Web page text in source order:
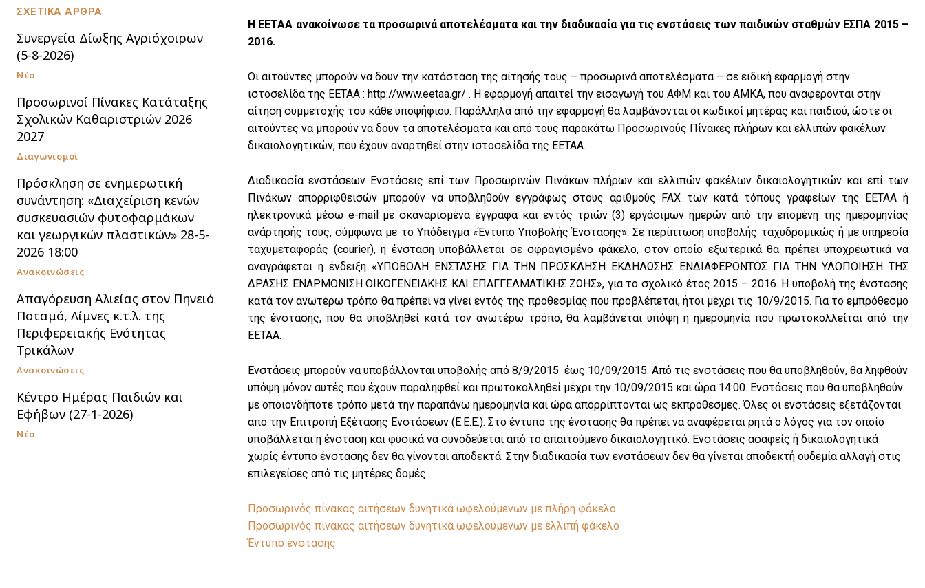
ΣΧΕΤΙΚΑ ΑΡΘΡΑ
Συνεργεία Δίωξης Αγριόχοιρων
(5-8-2026)
Νέα
Προσωρινοί Πίνακες Κατάταξης
Σχολικών Καθαριστριών 2026
2027
Διαγωνισμοί
Πρόσκληση σε ενημερωτική
συνάντηση: «Διαχείριση κενών
συσκευασιών φυτοφαρμάκων
και γεωργικών πλαστικών» 28-5-
2026 18:00
Ανακοινώσεις
Απαγόρευση Αλιείας στον Πηνειό
Ποταμό, Λίμνες κ.τ.λ. της
Περιφερειακής Ενότητας
Τρικάλων
Ανακοινώσεις
Κέντρο Ημέρας Παιδιών και
Εφήβων (27-1-2026)
Νέα
Η ΕΕΤΑΑ ανακοίνωσε τα προσωρινά αποτελέσματα και την διαδικασία για τις ενστάσεις των παιδικών σταθμών ΕΣΠΑ 2015 –
2016.
Οι αιτούντες μπορούν να δουν την κατάσταση της αίτησής τους – προσωρινά αποτελέσματα – σε ειδική εφαρμογή στην
ιστοσελίδα της ΕΕΤΑΑ : http://www.eetaa.gr/ . Η εφαρμογή απαιτεί την εισαγωγή του ΑΦΜ και του ΑΜΚΑ, που αναφέρονται στην
αίτηση συμμετοχής του κάθε υποψήφιου. Παράλληλα από την εφαρμογή θα λαμβάνονται οι κωδικοί μητέρας και παιδιού, ώστε οι
αιτούντες να μπορούν να δουν τα αποτελέσματα και από τους παρακάτω Προσωρινούς Πίνακες πλήρων και ελλιπών φακέλων
δικαιολογητικών, που έχουν αναρτηθεί στην ιστοσελίδα της ΕΕΤΑΑ.
Διαδικασία ενστάσεων Ενστάσεις επί των Προσωρινών Πινάκων πλήρων και ελλιπών φακέλων δικαιολογητικών και επί των
Πινάκων απορριφθεισών μπορούν να υποβληθούν εγγράφως στους αριθμούς FAX των κατά τόπους γραφείων της ΕΕΤΑΑ ή
ηλεκτρονικά μέσω e-mail με σκαναρισμένα έγγραφα και εντός τριών (3) εργάσιμων ημερών από την επομένη της ημερομηνίας
ανάρτησής τους, σύμφωνα με το Υπόδειγμα «Έντυπο Υποβολής Ένστασης». Σε περίπτωση υποβολής ταχυδρομικώς ή με υπηρεσία
ταχυμεταφοράς (courier), η ένσταση υποβάλλεται σε σφραγισμένο φάκελο, στον οποίο εξωτερικά θα πρέπει υποχρεωτικά να
αναγράφεται η ένδειξη «ΥΠΟΒΟΛΗ ΕΝΣΤΑΣΗΣ ΓΙΑ ΤΗΝ ΠΡΟΣΚΛΗΣΗ ΕΚΔΗΛΩΣΗΣ ΕΝΔΙΑΦΕΡΟΝΤΟΣ ΓΙΑ ΤΗΝ ΥΛΟΠΟΙΗΣΗ ΤΗΣ
ΔΡΑΣΗΣ ΕΝΑΡΜΟΝΙΣΗ ΟΙΚΟΓΕΝΕΙΑΚΗΣ ΚΑΙ ΕΠΑΓΓΕΛΜΑΤΙΚΗΣ ΖΩΗΣ», για το σχολικό έτος 2015 – 2016. Η υποβολή της ένστασης
κατά τον ανωτέρω τρόπο θα πρέπει να γίνει εντός της προθεσμίας που προβλέπεται, ήτοι μέχρι τις 10/9/2015. Για το εμπρόθεσμο
της ένστασης, που θα υποβληθεί κατά τον ανωτέρω τρόπο, θα λαμβάνεται υπόψη η ημερομηνία που πρωτοκολλείται από την
ΕΕΤΑΑ.
Ενστάσεις μπορούν να υποβάλλονται υποβολής από 8/9/2015 έως 10/09/2015. Από τις ενστάσεις που θα υποβληθούν, θα ληφθούν
υπόψη μόνον αυτές που έχουν παραληφθεί και πρωτοκολληθεί μέχρι την 10/09/2015 και ώρα 14:00. Ενστάσεις που θα υποβληθούν
με οποιονδήποτε τρόπο μετά την παραπάνω ημερομηνία και ώρα απορρίπτονται ως εκπρόθεσμες. Όλες οι ενστάσεις εξετάζονται
από την Επιτροπή Εξέτασης Ενστάσεων (Ε.Ε.Ε.). Στο έντυπο της ένστασης θα πρέπει να αναφέρεται ρητά ο λόγος για τον οποίο
υποβάλλεται η ένσταση και φυσικά να συνοδεύεται από το απαιτούμενο δικαιολογητικό. Ενστάσεις ασαφείς ή δικαιολογητικά
χωρίς έντυπο ένστασης δεν θα γίνονται αποδεκτά. Στην διαδικασία των ενστάσεων δεν θα γίνεται αποδεκτή ουδεμία αλλαγή στις
επιλεγείσες από τις μητέρες δομές.
Προσωρινός πίνακας αιτήσεων δυνητικά ωφελούμενων με πλήρη φάκελο
Προσωρινός πίνακας αιτήσεων δυνητικά ωφελούμενων με ελλιπή φάκελο
Έντυπο ένστασης